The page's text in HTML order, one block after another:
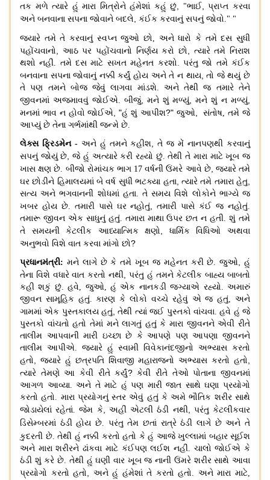
તક મળે ત્યારે હું મારા મિત્રોને હંમેશાં કહું છું, "ભાઈ,પ્રાપ્ત કરવા
અને બનવાના સપના જોવાને બદલે, કંઈક કરવાનું સપનું જોવો." "
જ્યારે તમે તે કરવાનું સ્વપ્ન જુઓ છો, અને ધારો કે તમે દસ સુધી
પહોંચવાનો, આઠ પર પહોંચવાનો નિર્ણય કરો છો, ત્યારે તમે નિરાશ
થશો નહીં. તમે દસ માટે સખત મહેનત કરશો. પરંતુ જો તમે કંઈક
બનવાના સપના જોવાનું નક્કી કર્યું હોય અને તે ન થાય,તો જે થયું છે
તે પણ તમને બોજ જેવું લાગવા માંડશે. અને તેથી જ તમારે તેને
જીવનમાં અજમાવવું જોઈએ. બીજું, મને શું મળ્યું,મને શું ન મળ્યું,
મનમાં ભાવ ન હોવો જોઈએ, "હું શું આપીશ?" જુઓ,
સંતોષ, તમે જે
આપ્યું છે તેના ગર્ભમાંથી જન્મે છે.
લેક્સ ફ્રિડમેન - અને હું તમને કહીશ,તે જ મેં નાનપણથી કરવાનું
સપનું જોયું છે,જે હું અત્યારે કરી રહ્યો છું.તેથી તે મારા માટે ખૂબ જ
ખાસ ક્ષણ છે. બીજો રોમાંચક ભાગ17વર્ષની ઉંમરે આવે છે, જ્યારે તમે
ઘર છોડીને હિમાલયમાં બે વર્ષ સુધી ભટક્યા હતા, ત્યારે તમે તમારા હેતુ,
સત્ય અને ભગવાનની શોધમાં હતા.તે સમય વિશે લોકોને ભાગ્યે જ
ખબર હોય છે. તમારી પાસે ઘર નહોતું,તમારી પાસે કંઈ જ નહોતું.
તમારૂ જીવન એક સાધુનું હતું. તમારા માથા ઉપર છત ન હતી.શું તમે
તે સમયની કેટલીક આધ્યાત્મિક ક્ષણો, ધાર્મિક વિધિઓ અથવા
અનુભવો વિશે વાત કરવા માંગો છો?
પ્રધાનમંત્રી: મને લાગે છે કે તમે ખૂબ જ મહેનત કરી છે.જુઓ,હું
તેના વિશે વધારે વાત કરતો નથી, પરંતુ હું તમને કેટલીક બાહ્ય બાબતો
કહી શકું છું.હવે, જુઓ,હું એક નાનકડી જગ્યાએ રહ્યો.અમારું
જીવન સામૂહિક હતું.કારણ કે લોકો વચ્ચે રહેવું એ જ હતું,અને
ગામમાં એક પુસ્તકાલય હતું,તેથી ત્યાં જઈ પુસ્તકો વાંચવા.હવે હું જે
પુસ્તકો વાંચતો હતો તેમાં મને લાગતું હતું કે મારા જીવનને એવી રીતે
તાલીમ આપવાની મારી ઇચ્છા છે કે આપણે પણ આપણા જીવનને
તાલીમ આપીએ. જ્યારે હું સ્વામી વિવેકાનંદજીનો અભ્યાસ કરતો
હતો, જ્યારે હું છત્રપતિ શિવાજી મહારાજનો અભ્યાસ કરતો હતો,
ત્યારે તેમણે આ કેવી રીતે કર્યું?કેવી રીતે તેઓ પોતાના જીવનમાં
આગળ આવ્યા.અને તે માટે હું પણ મારી જાત સાથે ઘણા પ્રયોગો
કરતો હતો. મારા પ્રયોગનું સ્તર એવું હતું કે અમે ભૌતિક શરીર સાથે
જોડાયેલાં રહેતાં.જેમ કે, અહીં એટલી ઠંડી નથી, પરંતુ કેટલીકવાર
ડિસેમ્બરમાં ઠંડી હોય છે. પરંતુ તેમ છતાં રાત્રે ઠંડી લાગે છે અને તે
કુદરતી છે. તેથી હું નક્કી કરતો હતો કે હું આજે ખુલ્લામાં બહાર સૂઈશ
અને મારા શરીરને ઢાંકવા માટે કંઈપણ લઈશ નહીં. ચાલો જોઈએ કે
ઠંડી શું કરે છે. તેથી હું ઘણી વાર ખૂબ જ નાની ઉંમરે શરીર સાથે આવા
પ્રયોગો કરતો હતો, અને હું હંમેશાં તે કરતો હતો. અને મારા માટે,